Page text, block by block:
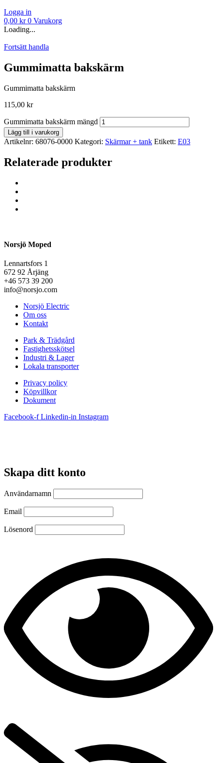
Logga in
0,00 kr 0 Varukorg
Loading...
Fortsätt handla
Gummimatta bakskärm
Gummimatta bakskärm
115,00 kr
Gummimatta bakskärm mängd
Lägg till i varukorg
Artikelnr: 68076-0000 Kategori: Skärmar + tank Etikett: E03
Relaterade produkter
Norsjö Moped
Lennartsfors 1
672 92 Årjäng
+46 573 39 200
info@norsjo.com
Norsjö Electric
Om oss
Kontakt
Park & Trädgård
Fastighetsskötsel
Industri & Lager
Lokala transporter
Privacy policy
Köpvillkor
Dokument
Facebook-f Linkedin-in Instagram
Skapa ditt konto
Användarnamn
Email
Lösenord